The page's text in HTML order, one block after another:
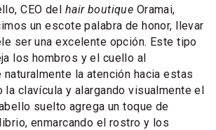
CEO del hair boutique Oramai,
un escote palabra de honor, llevar
ser una excelente opción. Este tipo
los hombros y el cuello al
la atención hacia estas
la clavícula y alargando visualmente el
suelto agrega un toque de
enmarcando el rostro y los